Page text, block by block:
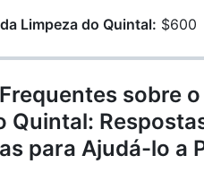
550
50
600
Limpeza do Quintal: $600
sobre
Quintal:
para Ajudá-lo a